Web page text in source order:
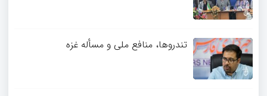
تندروها، منافع ملی و مسأله غزه